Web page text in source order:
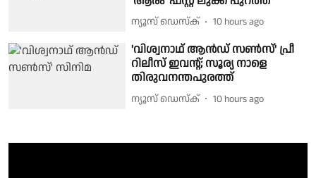
ന്യൂസ് ഡെസ്ക് 10 hours ago
'വിശ്വനാഥ് ആൻഡ് സൺസ്' പ്രീ
റിലീസ് ഇവന്റ്; സൂര്യ നാളെ
തിരുവനന്തപുരത്ത്
ന്യൂസ് ഡെസ്ക് 10 hours ago